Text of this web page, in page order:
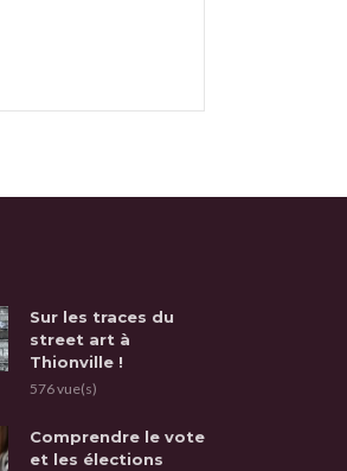
Sur les traces du
street art à
Thionville !
576 vue(s)
Comprendre le vote
et les élections